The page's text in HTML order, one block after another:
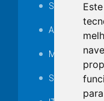
SAMAE
Audiência
Serviços